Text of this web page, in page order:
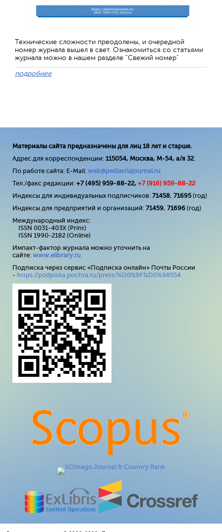
Технические сложности преодолены, и очередной
номер журнала вышел в свет. Ознакомиться со статьями
журнала можно в нашем разделе "Свежий номер"
подробнее
Материалы сайта предназначены для лиц 18 лет и старше.
Адрес для корреспонденции: 115054, Москва, М-54, а/я 32.
По работе сайта: E-Mail: web@pediatriajournal.ru
Тел./факс редакции: +7 (495) 959-88-22, +7 (916) 959-88-22
Индексы для индивидуальных подписчиков: 71458, 71695(год)
Индексы для предприятий и организаций: 71459, 71696 (год)
Международный индекс:
ISSN 0031-403X (Print)
ISSN 1990-2182 (Online)
Импакт-фактор журнала можно уточнить на
сайте: www.elibrary.ru
Подписка через сервис «Подписка онлайн» Почты России
- https://podpiska.pochta.ru/press/%D0%9F%D0%98554